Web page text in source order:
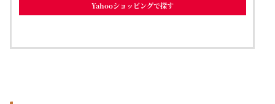
Yahooショッピングで探す